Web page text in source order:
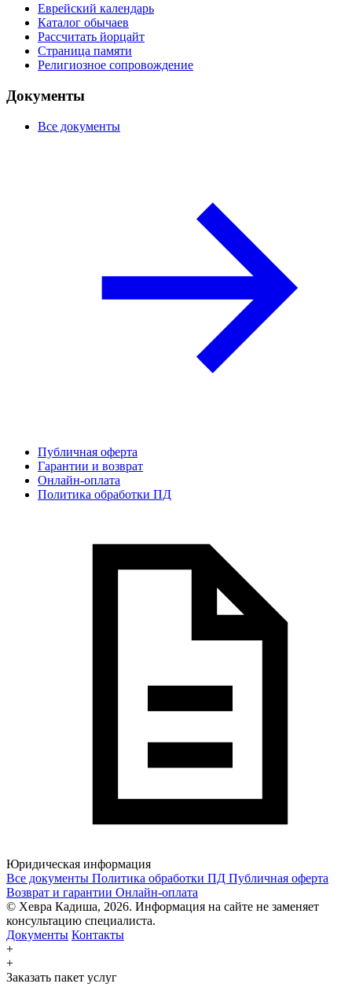
Еврейский календарь
Каталог обычаев
Рассчитать йорцайт
Страница памяти
Религиозное сопровождение
Документы
Все документы
Публичная оферта
Гарантии и возврат
Онлайн-оплата
Политика обработки ПД
Юридическая информация
Все документы Политика обработки ПД Публичная оферта
Возврат и гарантии Онлайн-оплата
© Хевра Кадиша, 2026. Информация на сайте не заменяет
консультацию специалиста.
Документы Контакты
+
+
Заказать пакет услуг